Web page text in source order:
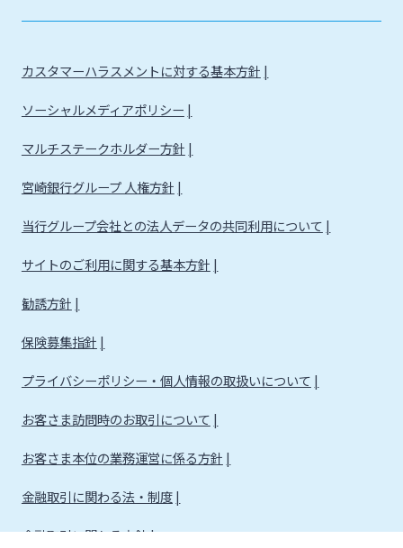
カスタマーハラスメントに対する基本方針
ソーシャルメディアポリシー
マルチステークホルダー方針
宮崎銀行グループ 人権方針
当行グループ会社との法人データの共同利用について
サイトのご利用に関する基本方針
勧誘方針
保険募集指針
プライバシーポリシー・個人情報の取扱いについて
お客さま訪問時のお取引について
お客さま本位の業務運営に係る方針
金融取引に関わる法・制度
金融取引に関わる方針